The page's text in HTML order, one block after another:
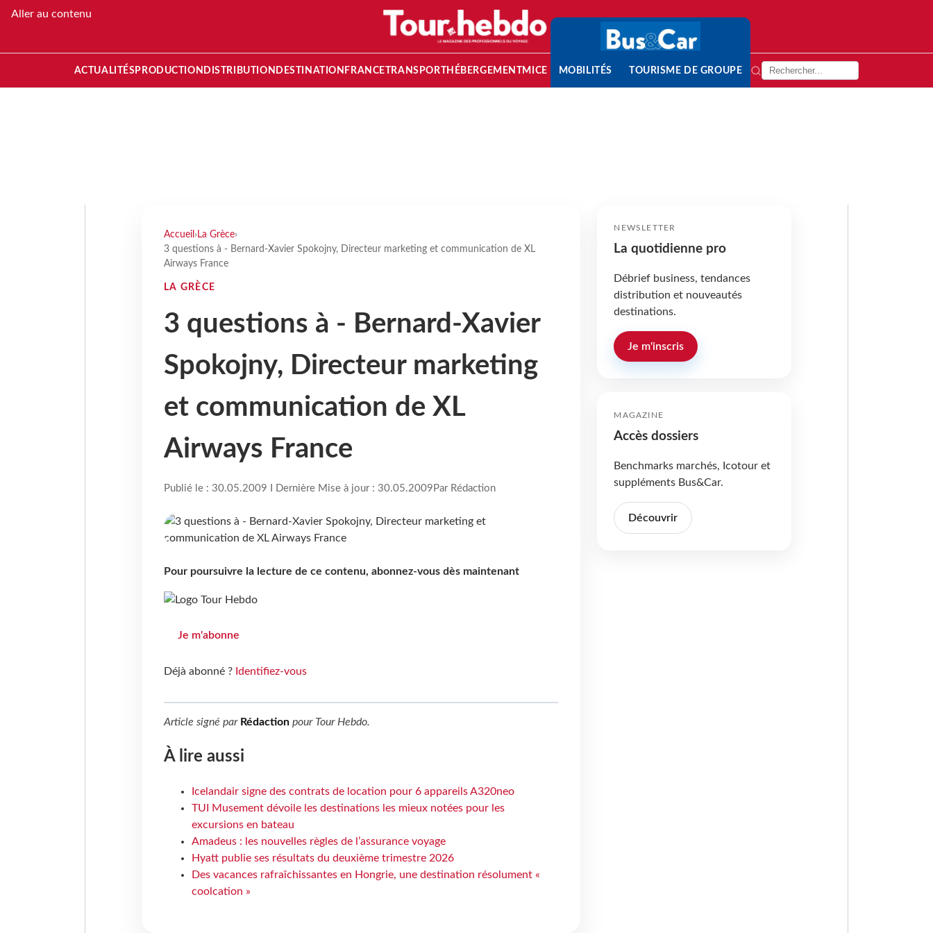
Aller au contenu
ACTUALITÉS PRODUCTION DISTRIBUTION DESTINATION FRANCETRANSPORT HÉBERGEMENTMICE MOBILITÉS TOURISME DE GROUPE
Accueil › La Grèce›
3 questions à - Bernard-Xavier Spokojny, Directeur marketing et communication de XL
Airways France
LA GRÈCE
3 questions à - Bernard-Xavier
Spokojny, Directeur marketing
et communication de XL
Airways France
Publié le : 30.05.2009 I Dernière Mise à jour : 30.05.2009 Par Rédaction
Pour poursuivre la lecture de ce contenu, abonnez-vous dès maintenant
Je m'abonne
Déjà abonné ? Identifiez-vous
Article signé par Rédactionpour Tour Hebdo.
À lire aussi
Icelandair signe des contrats de location pour 6 appareils A320neo
TUI Musement dévoile les destinations les mieux notées pour les
excursions en bateau
Amadeus : les nouvelles règles de l’assurance voyage
Hyatt publie ses résultats du deuxième trimestre 2026
Des vacances rafraîchissantes en Hongrie, une destination résolument «
coolcation »
NEWSLETTER
La quotidienne pro
Débrief business, tendances
distribution et nouveautés
destinations.
Je m'inscris
MAGAZINE
Accès dossiers
Benchmarks marchés, Icotour et
suppléments Bus&Car.
Découvrir